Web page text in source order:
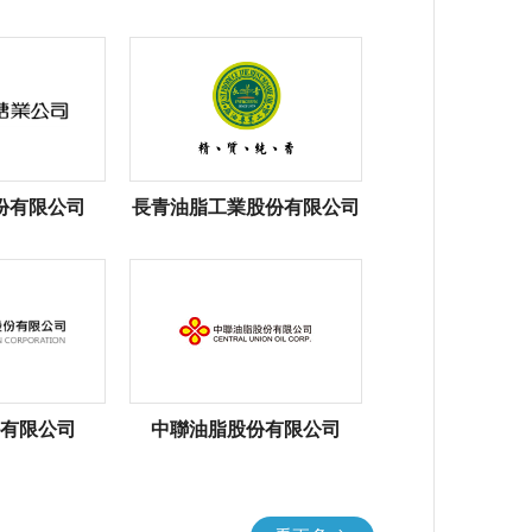
有限公司 長青油脂工業股份有限公司
限公司 中聯油脂股份有限公司